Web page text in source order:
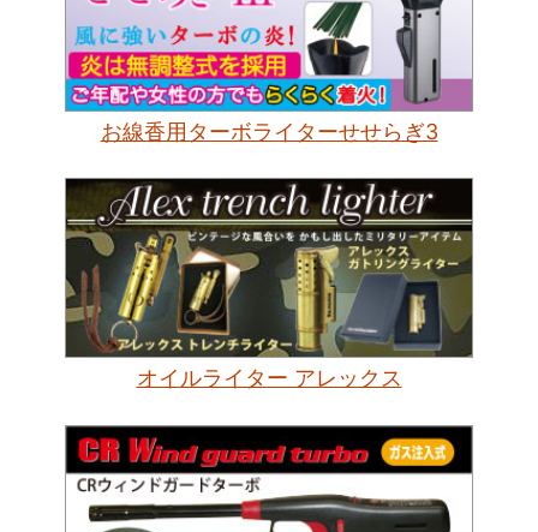
お線香用ターボライターせせらぎ3
オイルライター アレックス